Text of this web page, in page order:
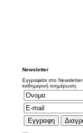
Newsletter
Εγγραφείτε στο
καθημερινή ενημέρωση.